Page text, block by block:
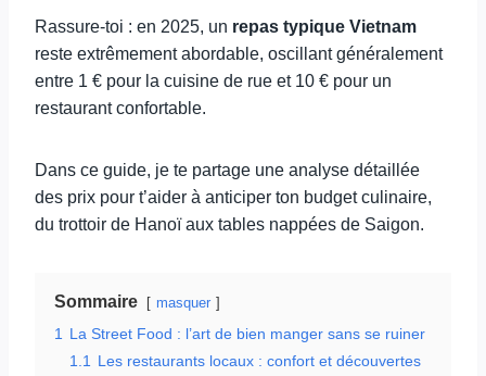
Rassure-toi : en 2025, un repas typique Vietnam
reste extrêmement abordable, oscillant généralement
entre 1 € pour la cuisine de rue et 10 € pour un
restaurant confortable.
Dans ce guide, je te partage une analyse détaillée
des prix pour t’aider à anticiper ton budget culinaire,
du trottoir de Hanoï aux tables nappées de Saigon.
Sommaire masquer
1
La Street Food : l’art de bien manger sans se ruiner
1.1
Les restaurants locaux : confort et découvertes